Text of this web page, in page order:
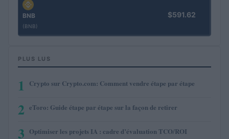
BNB
(BNB)
$591.62
PLUS LUS
1 Crypto sur Crypto.com: Comment vendre étape par étape
2 eToro: Guide étape par étape sur la façon de retirer
3 Optimiser les projets IA : cadre d’évaluation TCO/ROI